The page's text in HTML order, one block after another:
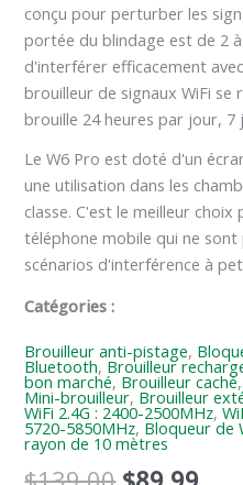
conçu pour perturber les
portée du blindage est de 2
d'interférer efficacement
brouilleur de signaux WiFi
brouille 24 heures par jour, 7
Le W6 Pro est doté d'un
une utilisation dans les
classe. C'est le meilleur
téléphone mobile qui ne
scénarios d'interférence à
Catégories :
Brouilleur anti-pistage,
Bluetooth, Brouilleur
bon marché, Brouilleur caché,
Mini-brouilleur, Brouilleur
WiFi 2.4G : 2400-2500MHz,
5720-5850MHz, Bloqueur de
rayon de 10 mètres